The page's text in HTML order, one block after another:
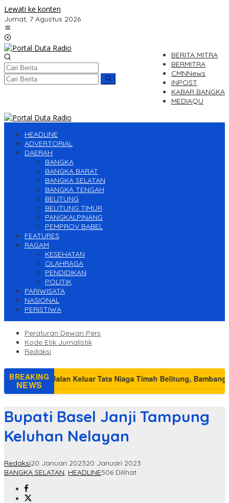
Lewati ke konten
Jumat, 7 Agustus 2026
BERITA MITRA
BERMITRA
CMNNews
INPOST
KABAR BANGKA
MEDIAQU
HEADLINE
ADVERTORIAL
DAERAH
BANGKA
BANGKA BARAT
BANGKA SELATAN
BANGKA TENGAH
BELITUNG
BELITUNG TIMUR
PANGKALPINANG
PEMPROV BABEL
FEATURES
RAGAM
KESEHATAN
OLAHRAGA
PENDIDIKAN
POLITIK
PARIWISATA
NASIONAL
PERISTIWA
Peraturan Dewan Pers
Kode Etik Jurnalistik
Redaksi
BREAKING
NEWS
Bupati Basel Janji Tampung
Keluhan Nelayan
Redaksi20 Januari 202320 Januari 2023
BANGKA SELATAN, HEADLINE506 Dilihat